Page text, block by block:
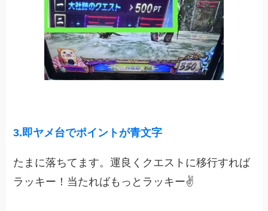
3.即ヤメ台でポイントが青文字
たまに落ちてます。運良くクエストに移行すれば
ラッキー！当たればもっとラッキー✌️